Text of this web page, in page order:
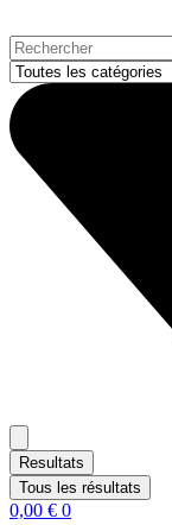
Search
...
Resultats
Tous les résultats
0,00 € 0